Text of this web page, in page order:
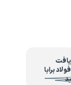
برابا